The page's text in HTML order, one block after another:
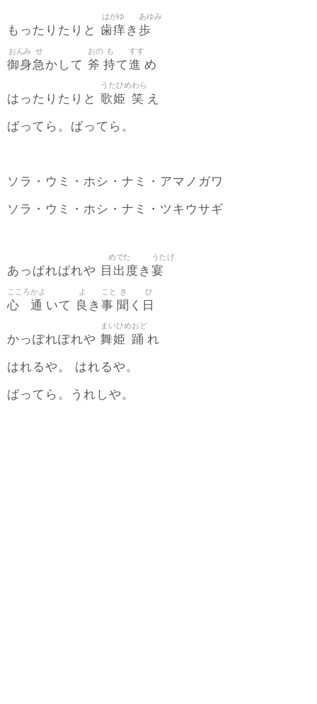
もったりたりと 歯痒
はがゆ
き 歩
あゆみ
御身
おんみ
急
せ
かして 斧
おの
持
も
て進
すす
め
はったりたりと 歌姫
うたひめ
笑
わら
え
ばってら。ばってら。
ソラ・ウミ・ホシ・ナミ・アマノガワ
ソラ・ウミ・ホシ・ナミ・ツキウサギ
あっぱれぱれや 目出度
めでた
き 宴
うたげ
心
こころ
通
かよ
いて 良
よ
き 事
こと
聞
き
く 日
ひ
かっぽれぽれや 舞姫
まいひめ
踊
おど
れ
はれるや。 はれるや。
ばってら。うれしや。